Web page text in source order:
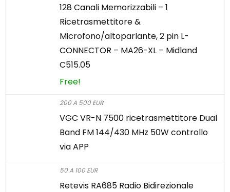
128 Canali Memorizzabili – 1
Ricetrasmettitore &
Microfono/altoparlante, 2 pin L-
CONNECTOR – MA26-XL – Midland
C515.05
Free!
200 A 500 EUR
VGC VR-N 7500 ricetrasmettitore Dual
Band FM 144/430 MHz 50W controllo
via APP
50 A 100 EUR
Retevis RA685 Radio Bidirezionale